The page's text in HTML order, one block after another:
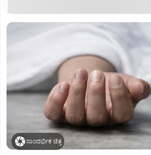
ಸಾಂದರ್ಭಿಕ ಚಿತ್ರ